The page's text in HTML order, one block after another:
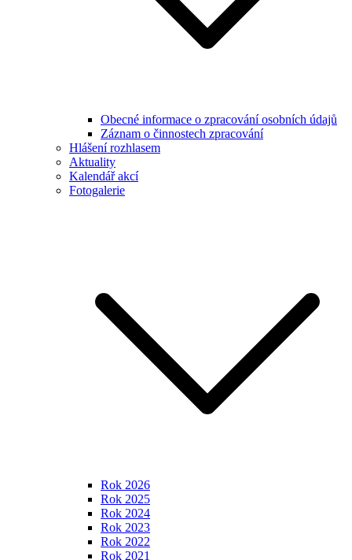
Obecné informace o zpracování osobních údajů
Záznam o činnostech zpracování
Hlášení rozhlasem
Aktuality
Kalendář akcí
Fotogalerie
Rok 2026
Rok 2025
Rok 2024
Rok 2023
Rok 2022
Rok 2021